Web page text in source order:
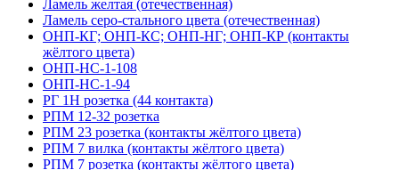
Ламель желтая (отечественная)
Ламель серо-стального цвета (отечественная)
ОНП-КГ; ОНП-КС; ОНП-НГ; ОНП-КР (контакты
жёлтого цвета)
ОНП-НС-1-108
ОНП-НС-1-94
РГ 1Н розетка (44 контакта)
РПМ 12-32 розетка
РПМ 23 розетка (контакты жёлтого цвета)
РПМ 7 вилка (контакты жёлтого цвета)
РПМ 7 розетка (контакты жёлтого цвета)